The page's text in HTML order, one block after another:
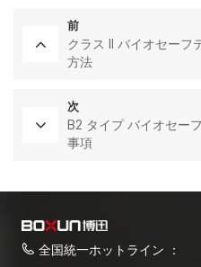
前
クラス II バイオセーフ
方法
次
B2 タイプ バイオセー
事項
全国統一ホットライン ：